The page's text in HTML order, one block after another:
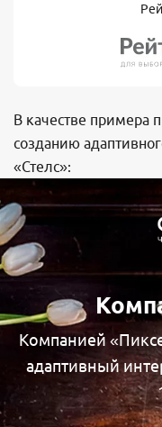
В качестве примера
созданию
«Стелс»:
Компанией
адаптивный